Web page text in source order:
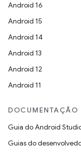
Android 16
Android 15
Android 14
Android 13
Android 12
Android 11
DOCUMENTAÇÃO
Guia do Android
Guias do